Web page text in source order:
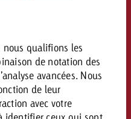
nous qualifions les
de notation des
avancées. Nous
de leur
avec votre